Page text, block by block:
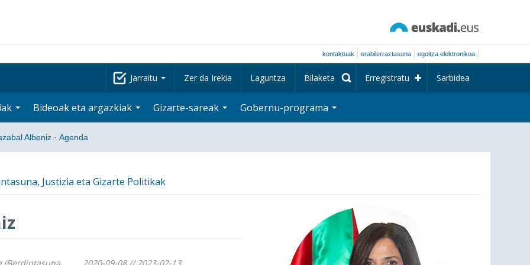
kontaktuak erabilerraztasuna egoitza elektronikoa
Jarraitu Zer da Irekia Laguntza Bilaketa Erregistratu Sarbidea
Bideoak eta argazkiak Gizarte-sareak Gobernu-programa
Albeniz · Agenda
Justizia eta Gizarte Politikak